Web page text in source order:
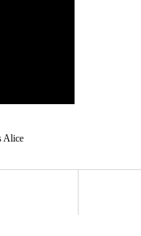
Alice